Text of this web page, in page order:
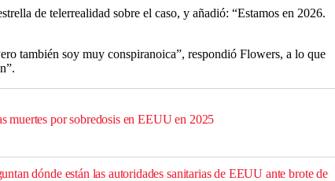
de telerrealidad sobre el caso, y añadió: “Estamos en 2026.
también soy muy conspiranoica”, respondió Flowers, a lo que
muertes por sobredosis en EEUU en 2025
dónde están las autoridades sanitarias de EEUU ante brote de